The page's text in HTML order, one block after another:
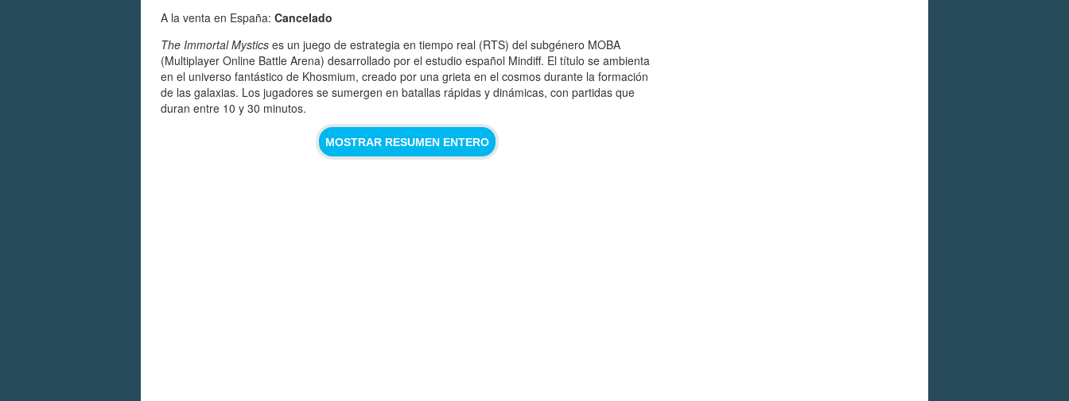
A la venta en España: Cancelado
The Immortal Mystics es un juego de estrategia en tiempo real (RTS) del subgénero MOBA
(Multiplayer Online Battle Arena) desarrollado por el estudio español Mindiff. El título se ambienta
en el universo fantástico de Khosmium, creado por una grieta en el cosmos durante la formación
de las galaxias. Los jugadores se sumergen en batallas rápidas y dinámicas, con partidas que
duran entre 10 y 30 minutos.
MOSTRAR RESUMEN ENTERO